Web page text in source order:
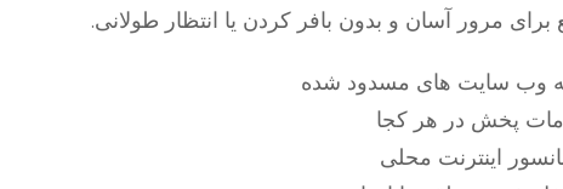
مرور آسان و بدون بافر کردن یا انتظار طولانی.
وب سایت های مسدود شده
پخش در هر کجا
اینترنت محلی